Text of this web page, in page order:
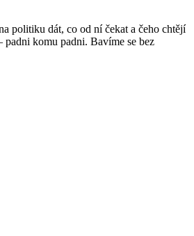
politiku dát, co od ní čekat a čeho chtějí
padni komu padni. Bavíme se bez